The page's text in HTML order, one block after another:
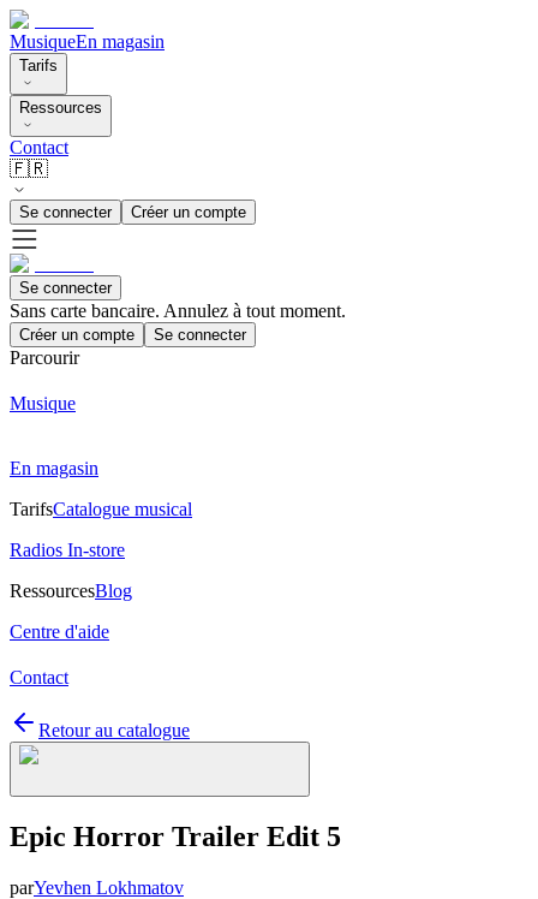
MusiqueEn magasin
Tarifs
Ressources
Contact
🇫🇷
Se connecter Créer un compte
Se connecter
Sans carte bancaire. Annulez à tout moment.
Créer un compte Se connecter
Parcourir
Musique
En magasin
TarifsCatalogue musical
Radios In-store
RessourcesBlog
Centre d'aide
Contact
Retour au catalogue
Epic Horror Trailer Edit 5
parYevhen Lokhmatov